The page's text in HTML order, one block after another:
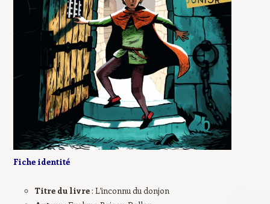
Fiche identité
Titre du livre: L’inconnu du donjon